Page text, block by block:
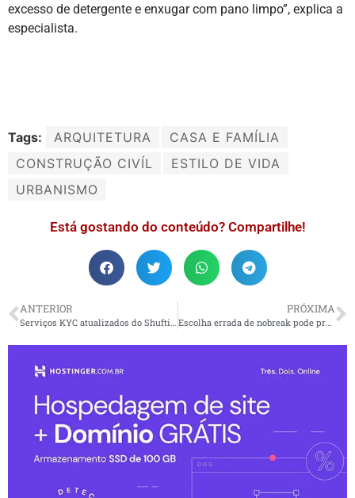
excesso de detergente e enxugar com pano limpo”, explica a
especialista.
Tags: ARQUITETURA
CASA E FAMÍLIA
CONSTRUÇÃO CIVÍL
ESTILO DE VIDA
URBANISMO
Está gostando do conteúdo? Compartilhe!
ANTERIOR PRÓXIMA
Escolha errada de nobreak pode prejudicar proteção a eletrônicos